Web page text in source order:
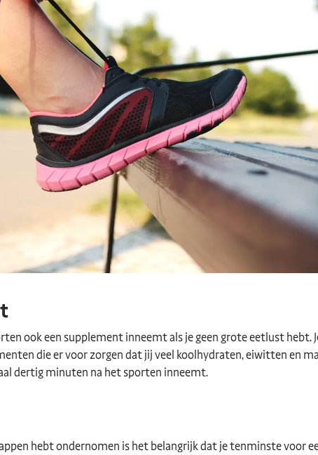
ook een supplement inneemt als je geen grote eetlust hebt.
die er voor zorgen dat jij veel koolhydraten, eiwitten en
dertig minuten na het sporten inneemt.
hebt ondernomen is het belangrijk dat je tenminste voor